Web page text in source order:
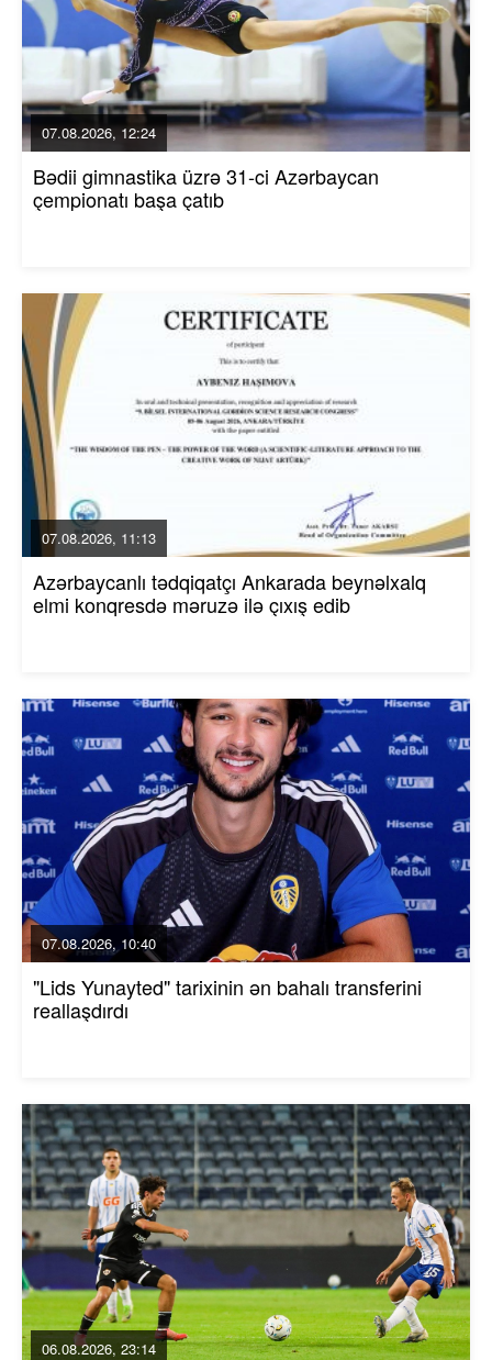
07.08.2026, 12:24
Bədii gimnastika üzrə 31-ci Azərbaycan
çempionatı başa çatıb
07.08.2026, 11:13
Azərbaycanlı tədqiqatçı Ankarada beynəlxalq
elmi konqresdə məruzə ilə çıxış edib
07.08.2026, 10:40
"Lids Yunayted" tarixinin ən bahalı transferini
reallaşdırdı
06.08.2026, 23:14